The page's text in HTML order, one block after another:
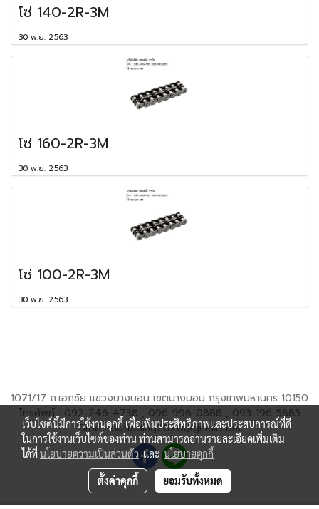
โซ่ 140-2R-3M
30 พ.ย. 2563
โซ่ 160-2R-3M
30 พ.ย. 2563
โซ่ 100-2R-3M
30 พ.ย. 2563
1071/17 ถ.เอกชัย แขวงบางบอน เขตบางบอน กรุงเทพมหานคร 10150
โทรศัพท์ : 092-246-4738 , 096-996-0888 , 093-196-5885
อีเมล์ : dqtrading2020@gmail.com
เว็บไซต์นี้มีการใช้งานคุกกี้ เพื่อเพิ่มประสิทธิภาพและประสบการณ์ที่ดี
ในการใช้งานเว็บไซต์ของท่าน ท่านสามารถอ่านรายละเอียดเพิ่มเติม
ได้ที่นโยบายความเป็นส่วนตัว และนโยบายคุกกี้
ตั้งค่าคุกกี้ ยอมรับทั้งหมด